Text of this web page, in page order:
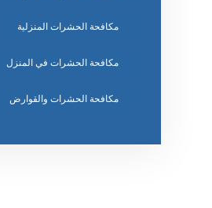
مكافحة الحشرات المنزلية
مكافحة الحشرات في المنزل
مكافحة الحشرات والقوارض